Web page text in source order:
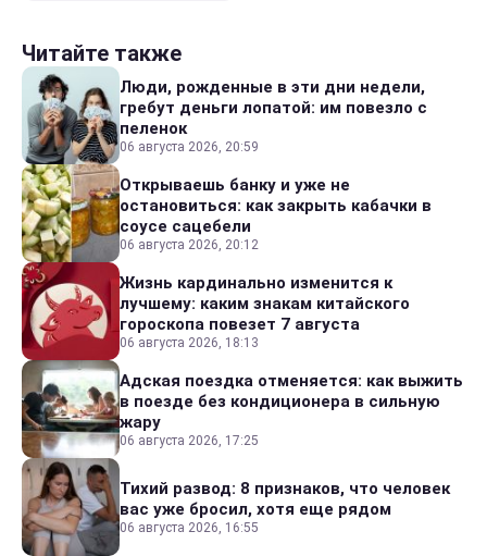
Читайте также
Люди, рожденные в эти дни недели,
гребут деньги лопатой: им повезло с
пеленок
06 августа 2026, 20:59
Открываешь банку и уже не
остановиться: как закрыть кабачки в
соусе сацебели
06 августа 2026, 20:12
Жизнь кардинально изменится к
лучшему: каким знакам китайского
гороскопа повезет 7 августа
06 августа 2026, 18:13
Адская поездка отменяется: как выжить
в поезде без кондиционера в сильную
жару
06 августа 2026, 17:25
Тихий развод: 8 признаков, что человек
вас уже бросил, хотя еще рядом
06 августа 2026, 16:55